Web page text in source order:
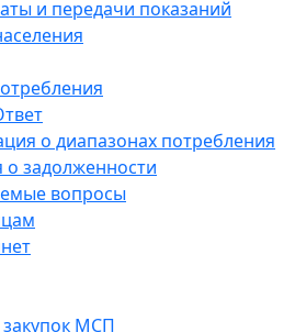
и передачи показаний
о диапазонах потребления
задолженности
вопросы
МСП